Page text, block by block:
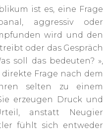
ist es, eine Frage
aggressiv oder
wird und den
oder das Gespräch
soll das bedeuten? »,
direkte Frage nach dem
selten zu einem
erzeugen Druck und
anstatt Neugier
fühlt sich entweder